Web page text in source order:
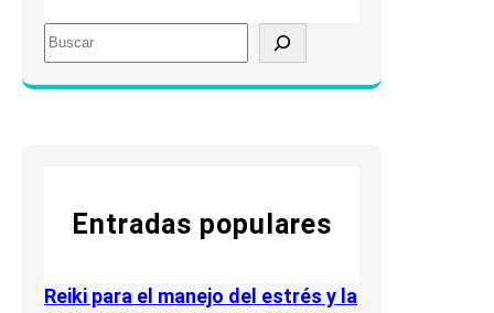
S
e
a
Entradas populares
Reiki para el manejo del estrés y la